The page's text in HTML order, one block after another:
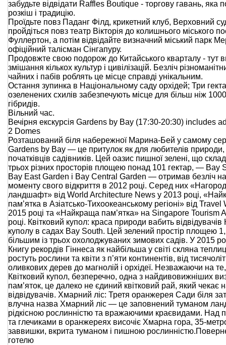
забудьте відвідати Raffles Boutique - торгову гавань, яка
розкіш і традицію.
Проїдьте повз Паданг Філд, крикетний клуб, Верховний
пройдіться повз театр Вікторія до колишнього міського
Фуллертон, а потім відвідайте визначний міський парк
офіційний талісман Сінгапуру.
Продовжте свою подорож до Китайського кварталу - тут
змішання кількох культур і цивілізацій. Безліч
чайних і пабів роблять це місце справді унікальним.
Остання зупинка в Національному саду орхідей; Три
озеленених схилів забезпечують місце для більш ніж
гібридів.
Вільний час.
Вечірня екскурсія Gardens by Bay (17:30-20:30) includes
2 Domes
Розташований біля набережної Марина-Бей у самому
Gardens by Bay — це притулок як для любителів природи,
початківців садівників. Цей оазис пишної зелені, що
трьох різних просторів площею понад 101 гектар, — Bay
Bay East Garden і Bay Central Garden — отримав безліч
моменту свого відкриття в 2012 році. Серед них
ландшафт» від World Architecture News у 2013 році,
пам’ятка в Азіатсько-Тихоокеанському регіоні» від Travel
2015 році та «Найкраща пам’ятка» на Singapore Tourism
році. Квітковий купол: краса природи вабить відвідувачів
куполу в садах Bay South. Цей зелений простір площею
більшим із трьох охолоджуваних зимових садів. У 2015
Книгу рекордів Гіннеса як найбільша у світі скляна
ростуть рослини та квіти з п’яти континентів, від
оливкових дерев до магнолій і орхідеї. Незважаючи на
Квітковий купол, безперечно, одна з найдивовижніших
пам’яток, це далеко не єдиний квітковий рай, який чекає
відвідувачів. Хмарний ліс: Третя оранжерея Сади біля
влучна назва Хмарний ліс — це заповнений туманом
рідкісною рослинністю та вражаючими краєвидами. Над
та глечиками в оранжереях височіє Хмарна гора, 35-
заввишки, вкрита туманом і пишною
готелю